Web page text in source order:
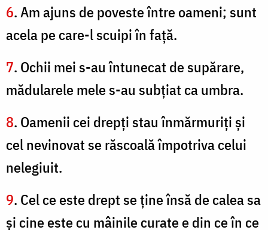
6. Am ajuns de poveste între oameni; sunt
acela pe care-l scuipi în faţă.
7. Ochii mei s-au întunecat de supărare,
mădularele mele s-au subţiat ca umbra.
8. Oamenii cei drepţi stau înmărmuriţi şi
cel nevinovat se răscoală împotriva celui
nelegiuit.
9. Cel ce este drept se ţine însă de calea sa
şi cine este cu mâinile curate e din ce în ce